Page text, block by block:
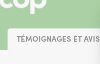
TÉMOIGNAGES ET AVIS